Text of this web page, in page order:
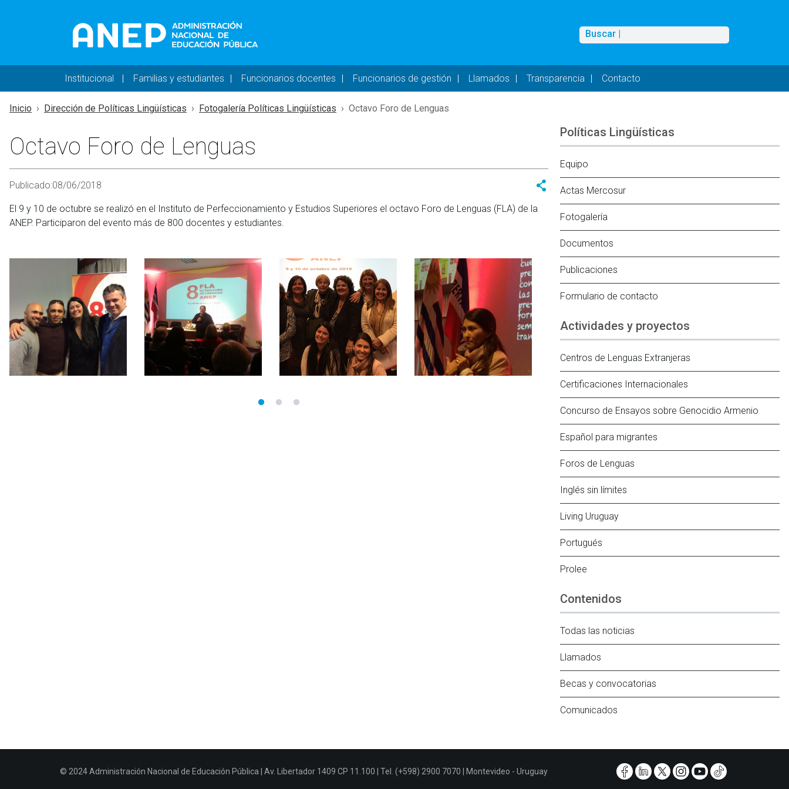
Buscar
Buscar |
Navegación principal - DESKTOP
Institucional Familias y estudiantes Funcionarios docentes Funcionarios de gestión Llamados Transparencia Contacto
Inicio Dirección de Políticas Lingüísticas Fotogalería Políticas Lingüísticas Octavo Foro de Lenguas
Octavo Foro de Lenguas
Publicado:08/06/2018
El 9 y 10 de octubre se realizó en el Instituto de Perfeccionamiento y Estudios Superiores el octavo Foro de Lenguas (FLA) de la
ANEP. Participaron del evento más de 800 docentes y estudiantes.
Políticas Lingüísticas
Equipo
Actas Mercosur
Fotogalería
Documentos
Publicaciones
Formulario de contacto
Actividades y proyectos
Centros de Lenguas Extranjeras
Certificaciones Internacionales
Concurso de Ensayos sobre Genocidio Armenio
Español para migrantes
Foros de Lenguas
Inglés sin límites
Living Uruguay
Portugués
Prolee
Contenidos
Todas las noticias
Llamados
Becas y convocatorias
Comunicados
© 2024 Administración Nacional de Educación Pública | Av. Libertador 1409 CP 11.100 | Tel. (+598) 2900 7070 | Montevideo - Uruguay